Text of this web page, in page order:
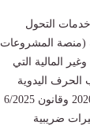
التحول
(منصة المشروعات
المالية التي
اليدوية
والتراثية من الحوافز والتيسيرات والمزايا الواردة بقانون تنمية المشروعات 152لعام 2020 وقانون 6/2025
ضريبية